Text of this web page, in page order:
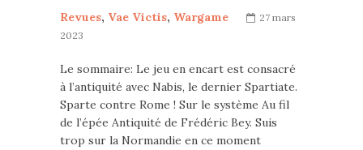
Revues, Vae Victis, Wargame
27 mars
2023
Le sommaire: Le jeu en encart est consacré
à l’antiquité avec Nabis, le dernier Spartiate.
Sparte contre Rome ! Sur le système Au fil
de l’épée Antiquité de Frédéric Bey. Suis
trop sur la Normandie en ce moment